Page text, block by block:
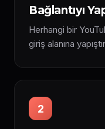
Bağlantıyı
Herhangi bir
giriş alanına
2